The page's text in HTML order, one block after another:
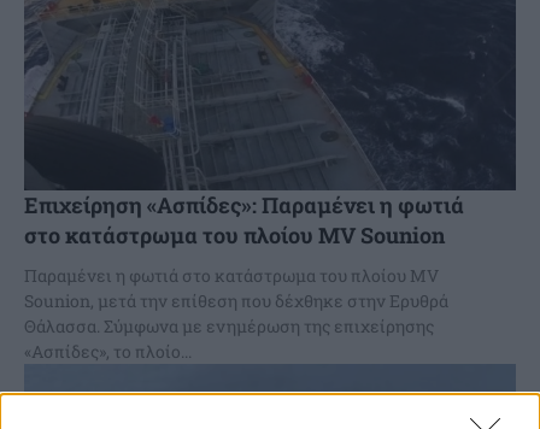
Επιχείρηση «Ασπίδες»: Παραμένει η φωτιά
στο κατάστρωμα του πλοίου MV Sounion
Παραμένει η φωτιά στο κατάστρωμα του πλοίου MV
Sounion, μετά την επίθεση που δέχθηκε στην Ερυθρά
Θάλασσα. Σύμφωνα με ενημέρωση της επιχείρησης
«Ασπίδες», το πλοίο...